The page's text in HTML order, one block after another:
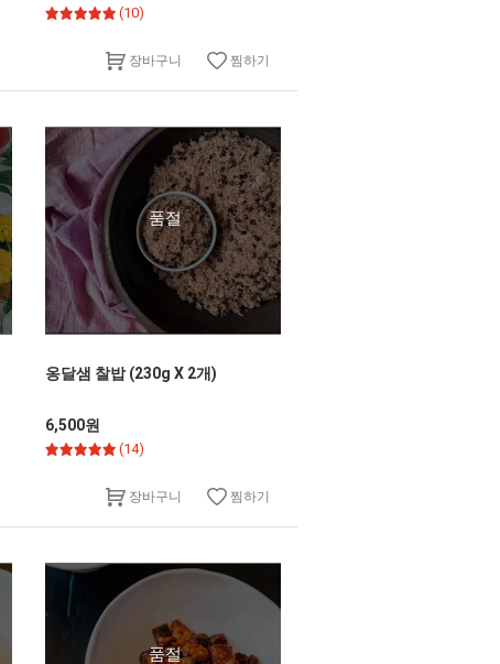
(10)
찜하기
장바구니
품절
옹달샘 찰밥 (230g X 2개)
6,500원
(14)
찜하기
장바구니
품절